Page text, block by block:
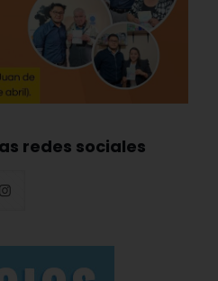
redes sociales